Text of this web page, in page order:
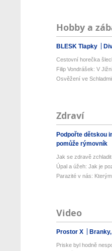
Hobby a
BLESK Tlapky
Cestovní horečka
Filip Vondrášek: V
Osvěžení ve
Zdraví
Podpořte dětskou
pomůže rýmovník
Jak se zdravě
Úpal a úžeh: Jak je
Parazité v nás:
Video
Prostor X
Priske byl hodně